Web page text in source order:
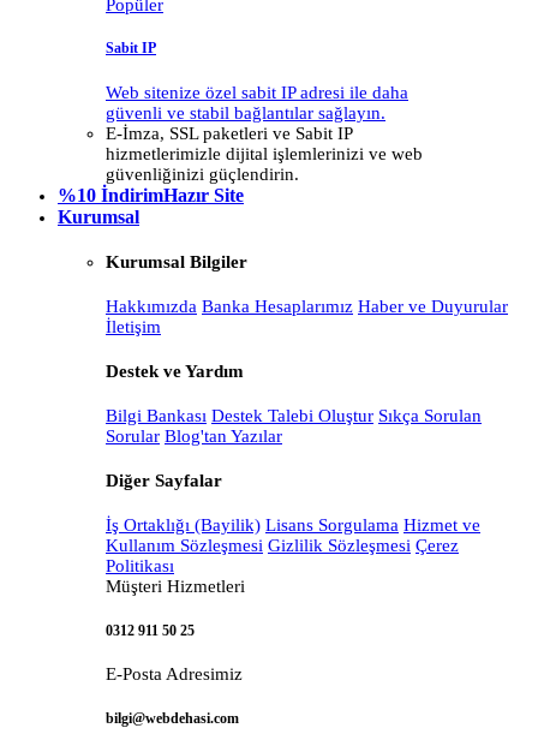
Popüler
Sabit IP
Web sitenize özel sabit IP adresi ile daha
güvenli ve stabil bağlantılar sağlayın.
E-İmza, SSL paketleri ve Sabit IP
hizmetlerimizle dijital işlemlerinizi ve web
güvenliğinizi güçlendirin.
%10 İndirimHazır Site
Kurumsal
Kurumsal Bilgiler
Hakkımızda Banka Hesaplarımız Haber ve Duyurular
İletişim
Destek ve Yardım
Bilgi Bankası Destek Talebi Oluştur Sıkça Sorulan
Sorular Blog'tan Yazılar
Diğer Sayfalar
İş Ortaklığı (Bayilik) Lisans Sorgulama Hizmet ve
Kullanım Sözleşmesi Gizlilik Sözleşmesi Çerez
Politikası
Müşteri Hizmetleri
0312 911 50 25
E-Posta Adresimiz
bilgi@webdehasi.com